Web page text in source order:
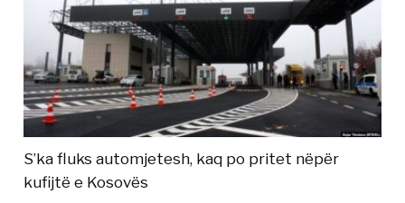
S’ka fluks automjetesh, kaq po pritet nëpër
kufijtë e Kosovës